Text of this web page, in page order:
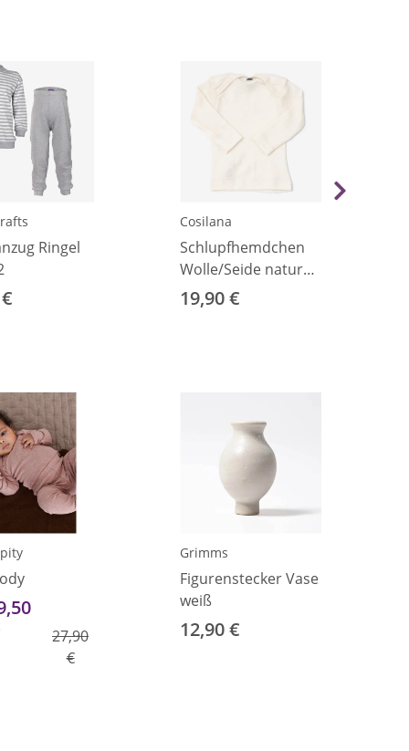
Ringel
Cosilana
Schlupfhemdchen
Wolle/Seide natur
50/56
19,90 €
27,90
€
Grimms
Figurenstecker Vase
weiß
12,90 €